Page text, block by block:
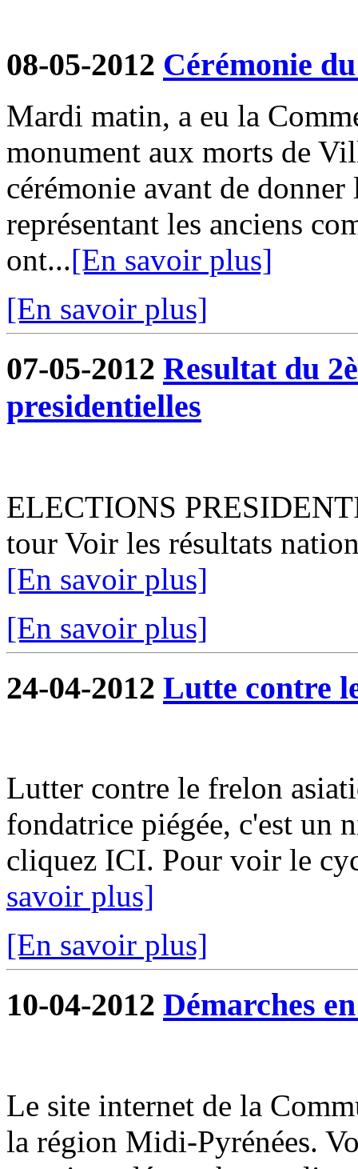
08-05-2012 Cérémonie
Mardi matin, a eu la
monument aux morts de
cérémonie avant de
représentant les anciens
ont...[En savoir plus]
[En savoir plus]
07-05-2012 Resultat du
presidentielles
ELECTIONS
tour Voir les résultats
[En savoir plus]
[En savoir plus]
24-04-2012 Lutte contre
Lutter contre le frelon
fondatrice piégée, c'est un
cliquez ICI. Pour voir le
savoir plus]
[En savoir plus]
10-04-2012 Démarches
Le site internet de la
la région Midi-Pyrénées.